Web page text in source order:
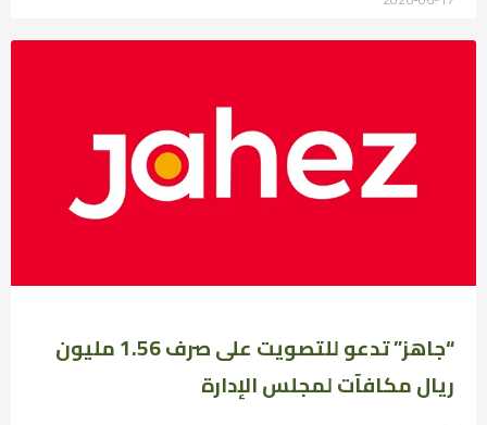
“جاهز” تدعو للتصويت على صرف 1.56 مليون
ريال مكافآت لمجلس الإدارة